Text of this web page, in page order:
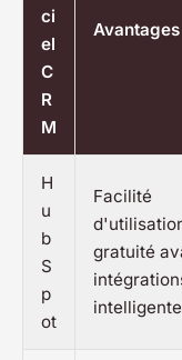
ci
el
C
R
M
Avantages
H
u
b
S
p
ot
Facilité
gratuité